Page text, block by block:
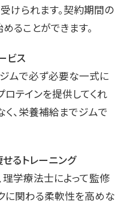
けられます。契約期間の
ることができます。
ビス
ジムで必ず必要な一式に
ロテインを提供してくれ
く、栄養補給までジムで
るトレーニング
理学療法士によって監修
に関わる柔軟性を高めな